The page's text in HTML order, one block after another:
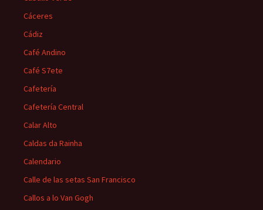
Cáceres
Cádiz
Café Andino
Café S7ete
Cafetería
Cafetería Central
Calar Alto
Caldas da Rainha
Calendario
Calle de las setas San Francisco
Callos a lo Van Gogh